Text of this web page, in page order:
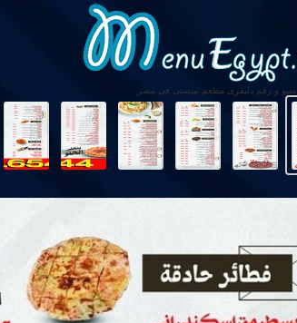
منيو و رقم دليفرى مطعم تيبستى فى مصر